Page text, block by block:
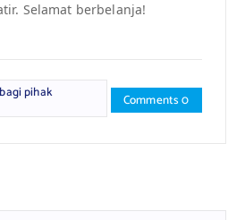
Selamat berbelanja!
pihak Comments 0